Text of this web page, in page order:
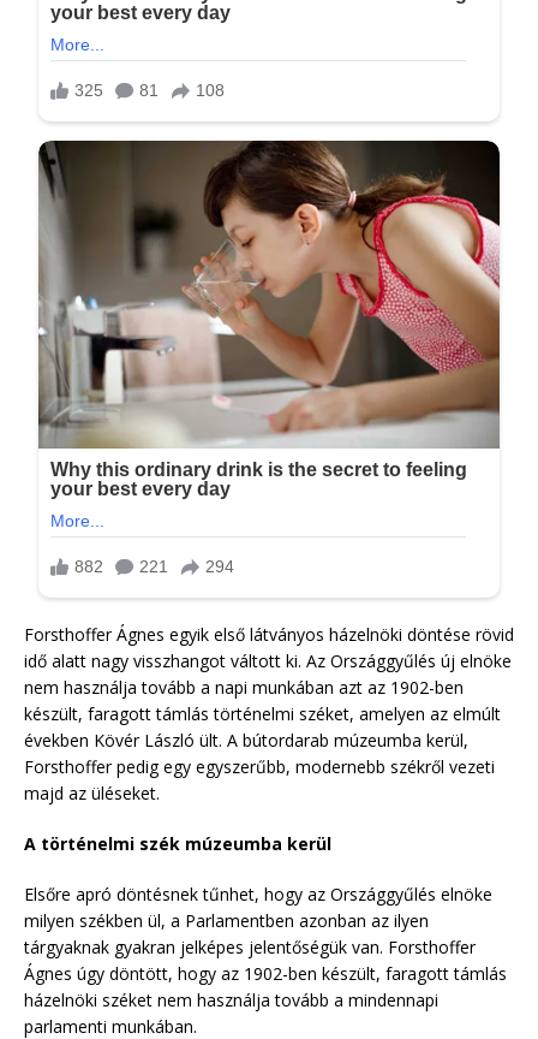
Forsthoffer Ágnes egyik első látványos házelnöki döntése rövid
idő alatt nagy visszhangot váltott ki. Az Országgyűlés új elnöke
nem használja tovább a napi munkában azt az 1902-ben
készült, faragott támlás történelmi széket, amelyen az elmúlt
években Kövér László ült. A bútordarab múzeumba kerül,
Forsthoffer pedig egy egyszerűbb, modernebb székről vezeti
majd az üléseket.
A történelmi szék múzeumba kerül
Elsőre apró döntésnek tűnhet, hogy az Országgyűlés elnöke
milyen székben ül, a Parlamentben azonban az ilyen
tárgyaknak gyakran jelképes jelentőségük van. Forsthoffer
Ágnes úgy döntött, hogy az 1902-ben készült, faragott támlás
házelnöki széket nem használja tovább a mindennapi
parlamenti munkában.